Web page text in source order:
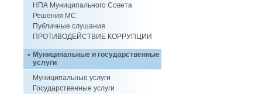
НПА Муниципального Совета
Решения МС
Публичные слушания
ПРОТИВОДЕЙСТВИЕ КОРРУПЦИИ
Муниципальные и государственные
услуги
Муниципальные услуги
Государственные услуги